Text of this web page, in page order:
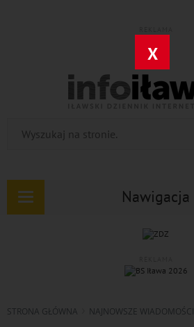
X
Nawigacja
Rozwiń
STRONA GŁÓWNA NAJNOWSZE WIADOMOŚCI